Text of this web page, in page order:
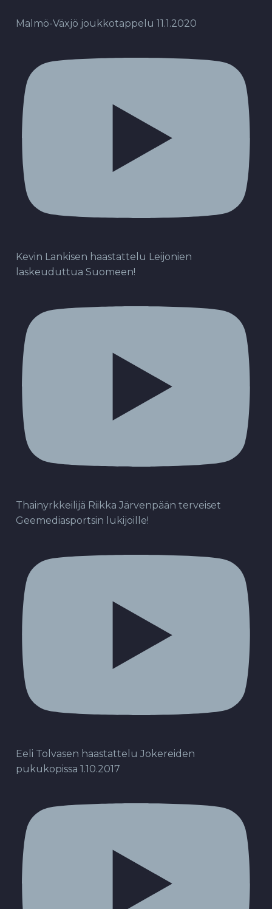
Malmö-Växjö joukkotappelu 11.1.2020
Kevin Lankisen haastattelu Leijonien
laskeuduttua Suomeen!
Thainyrkkeilijä Riikka Järvenpään terveiset
Geemediasportsin lukijoille!
Eeli Tolvasen haastattelu Jokereiden
pukukopissa 1.10.2017